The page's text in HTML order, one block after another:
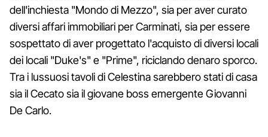
dell'inchiesta "Mondo di Mezzo", sia per aver curato
diversi affari immobiliari per Carminati, sia per essere
sospettato di aver progettato l'acquisto di diversi locali
dei locali "Duke's" e "Prime", riciclando denaro sporco.
Tra i lussuosi tavoli di Celestina sarebbero stati di casa
sia il Cecato sia il giovane boss emergente Giovanni
De Carlo.